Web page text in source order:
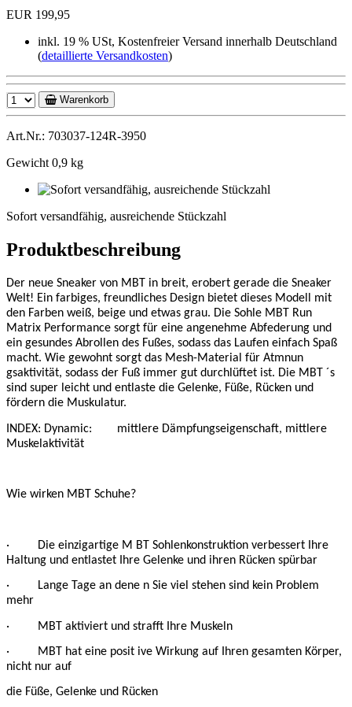
EUR 199,95
inkl. 19 % USt, Kostenfreier Versand innerhalb Deutschland
(detaillierte Versandkosten)
Warenkorb
Art.Nr.: 703037-124R-3950
Gewicht 0,9 kg
Sofort versandfähig, ausreichende Stückzahl
Produktbeschreibung
Der neue Sneaker von MBT in breit, erobert gerade die Sneaker
Welt! Ein farbiges, freundliches Design bietet dieses Modell mit
den Farben weiß, beige und etwas grau. Die Sohle MBT Run
Matrix Performance sorgt für eine angenehme Abfederung und
ein gesundes Abrollen des Fußes, sodass das Laufen einfach Spaß
macht. Wie gewohnt sorgt das Mesh-Material für Atmnun
gsaktivität, sodass der Fuß immer gut durchlüftet ist. Die MBT ´s
sind super leicht und entlaste die Gelenke, Füße, Rücken und
fördern die Muskulatur.
INDEX: Dynamic: mittlere Dämpfungseigenschaft, mittlere
Muskelaktivität
Wie wirken MBT Schuhe?
· Die einzigartige M BT Sohlenkonstruktion verbessert Ihre
Haltung und entlastet Ihre Gelenke und ihren Rücken spürbar
· Lange Tage an dene n Sie viel stehen sind kein Problem
mehr
· MBT aktiviert und strafft Ihre Muskeln
· MBT hat eine posit ive Wirkung auf Ihren gesamten Körper,
nicht nur auf
die Füße, Gelenke und Rücken